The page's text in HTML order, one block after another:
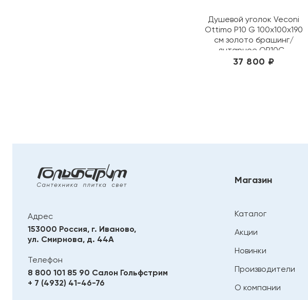
Душевой уголок Veconi
Ottimo P10 G 100х100х190
см золото брашинг/
янтарное OP10G-
100100-14-C9
37 800 ₽
Адрес
153000 Россия, г. Иваново,
ул. Смирнова, д. 44А
Телефон
8 800 101 85 90 Салон Гольфстрим
+ 7 (4932) 41-46-76
Магазин
Каталог
Акции
Новинки
Производители
О компании